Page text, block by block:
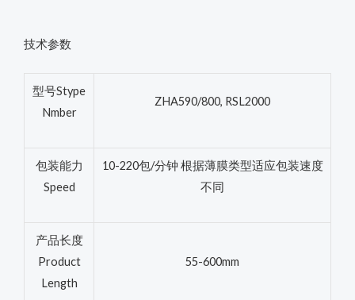
技术参数
型号Stype
Nmber
ZHA590/800, RSL2000
包装能力
Speed
10-220包/分钟 根据薄膜类型适应包装速度
不同
产品长度
Product
Length
55-600mm